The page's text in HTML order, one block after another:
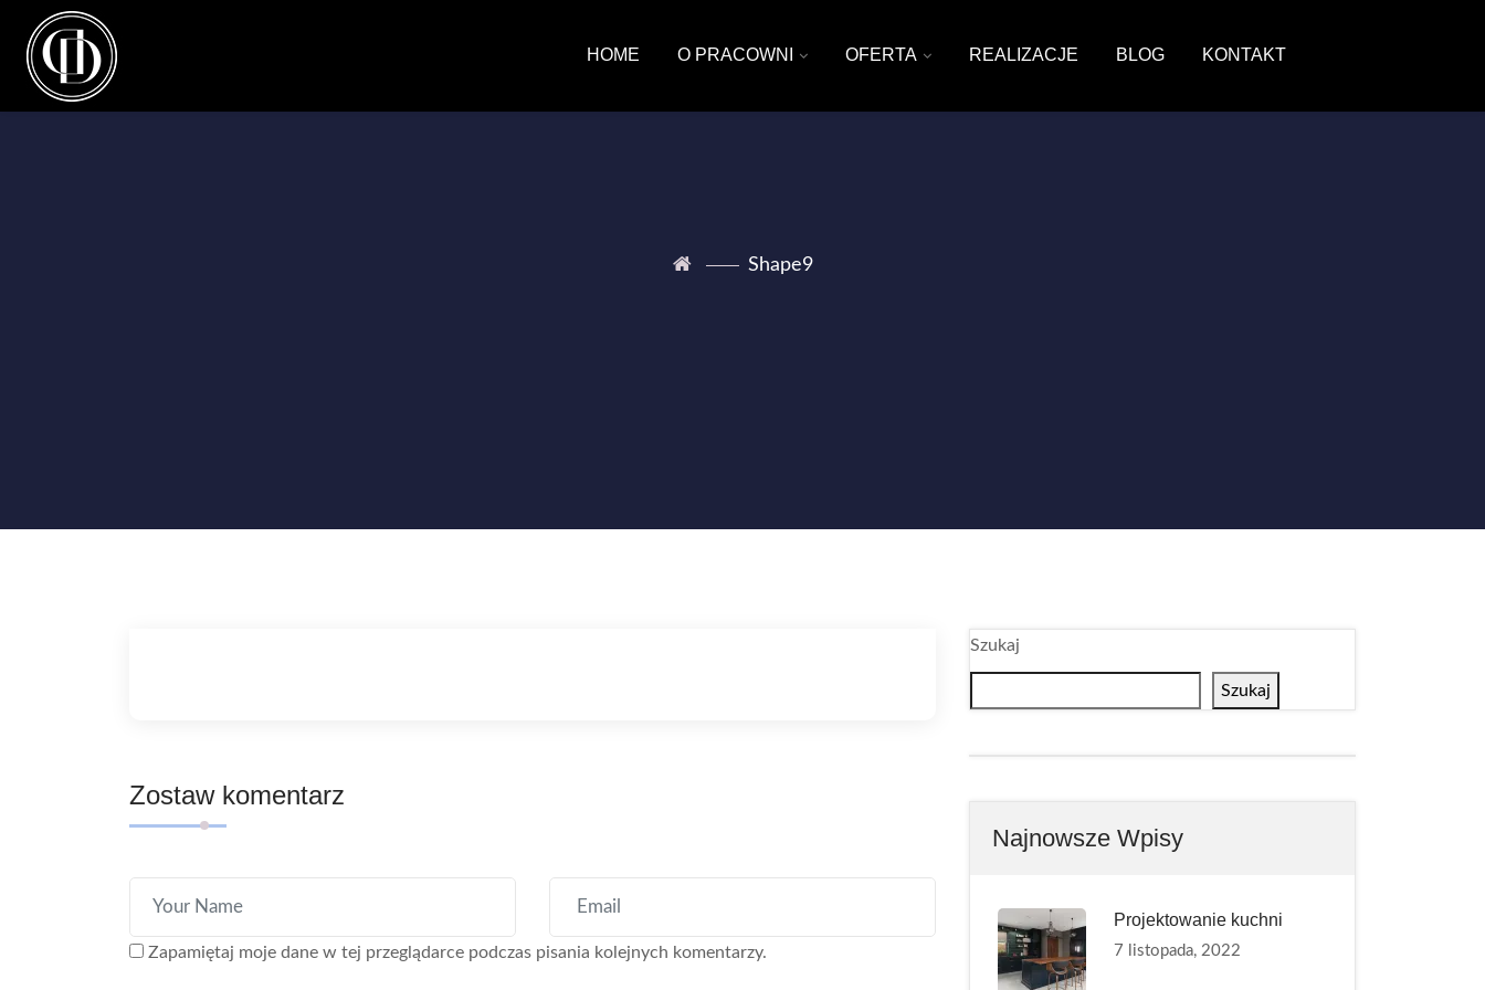
HOME O PRACOWNI OFERTA REALIZACJE BLOG KONTAKT
Shape9
Zostaw komentarz
Zapamiętaj moje dane w tej przeglądarce podczas pisania kolejnych komentarzy.
Szukaj
Szukaj
Najnowsze Wpisy
Projektowanie kuchni
7 listopada, 2022